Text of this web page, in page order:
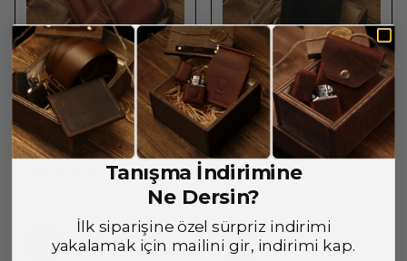
PREMİUM PURO SETİ
15
5.725 ₺
4.871,03 ₺
Cüzdan & Çakmak Set
8 değerlendirme
% 15
2.437,50 ₺
2.073,94 ₺
Tanışma İndirimine
Ne Dersin?
İlk siparişine özel sürpriz indirimi
yakalamak için mailini gir, indirimi kap.